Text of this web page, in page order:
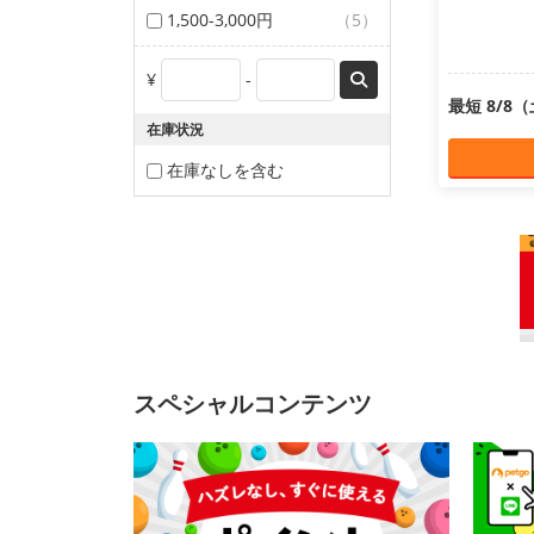
1,500-3,000円 （5）
¥ -
在庫状況
在庫なしを含む
最短 8/8
スペシャルコンテンツ